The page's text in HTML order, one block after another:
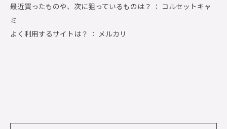
最近買ったものや、次に狙っているものは？ ： コルセットキャ
ミ
よく利用するサイトは？ ： メルカリ